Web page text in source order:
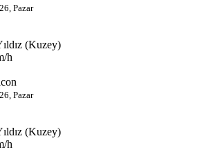
Pazar
(Kuzey)
h
Pazar
(Kuzey)
h